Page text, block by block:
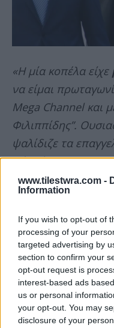
www.tilestwra.com -
Information
If you wish to opt-out of
processing of your
targeted advertising by
section to confirm your
opt-out request is
interest-based ads
us or personal
your opt-out. You may
disclosure of your
«Η μία κοπέλα είχε
να είμαι
Mega Channel και
Φιλιππίδης”.
ψαλίδιζε τα
πάλι ήθελε
συνάντηση για να
συνεργασία και ο
ανταποκρίθηκε.